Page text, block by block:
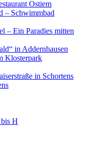
Ostiem
– Schwimmbad
– Ein Paradies mitten
in Addernhausen
Klosterpark
in Schortens
H